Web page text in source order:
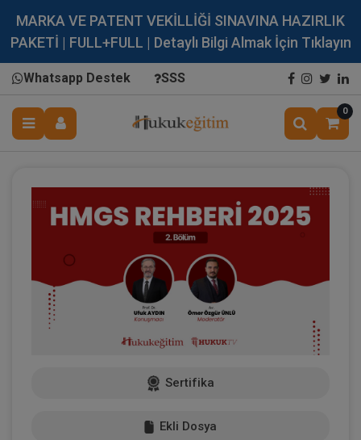
MARKA VE PATENT VEKİLLİĞİ SINAVINA HAZIRLIK
PAKETİ | FULL+FULL | Detaylı Bilgi Almak İçin Tıklayın
Whatsapp Destek SSS
0
Sertifika
Ekli Dosya